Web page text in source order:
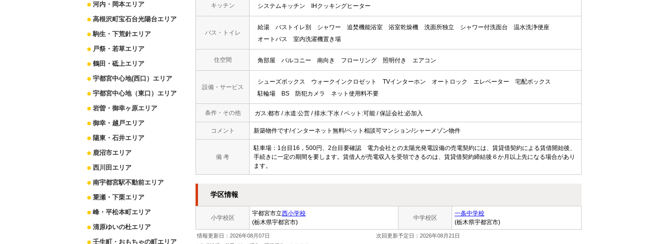
キッチン システムキッチン IHクッキングヒーター
バス・トイレ
給湯 バストイレ別 シャワー 追焚機能浴室 浴室乾燥機 洗面所独立 シャワー付洗面台
温水洗浄便座
オートバス
室内洗濯機置き場
住空間 角部屋 バルコニー 南向き フローリング 照明付き エアコン
設備・サービス
シューズボックス ウォークインクロゼット TVインターホン オートロック エレベーター
宅配ボックス
駐輪場
BS 防犯カメラ ネット使用料不要
条件・その他 ガス:都市 / 水道:公営 / 排水:下水 / ペット:可能 / 保証会社:必加入
コメント 新築物件です/インターネット無料/ペット相談可マンション/シャーメゾン物件
備 考
駐車場：1台目16，500円、2台目要確認 電力会社との太陽光発電設備の売電契約には、賃貸借契約による賃借開始後、
手続きに一定の期間を要します。賃借人が売電収入を受領できるのは、賃貸借契約締結後６か月以上先になる場合があり
ます。
学区情報
小学校区
宇都宮市立西小学校
(栃木県宇都宮市)
中学校区
一条中学校
(栃木県宇都宮市)
情報更新日：2026年08月07日 次回更新予定日：2026年08月21日
河内・岡本エリア
高根沢町宝石台光陽台エリア
駒生・下荒針エリア
戸祭・若草エリア
鶴田・砥上エリア
宇都宮中心地(西口）エリア
宇都宮中心地（東口）エリア
岩曽・御幸ヶ原エリア
御幸・越戸エリア
陽東・石井エリア
鹿沼市エリア
西川田エリア
南宇都宮駅不動前エリア
簗瀬・下栗エリア
峰・平松本町エリア
清原ゆいの杜エリア
壬生町・おもちゃの町エリア